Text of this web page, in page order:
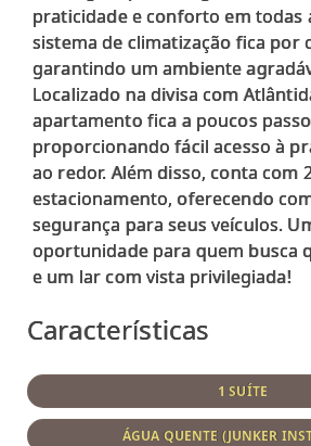
praticidade e conforto em todas
sistema de climatização fica por
garantindo um ambiente
Localizado na divisa com
apartamento fica a poucos
proporcionando fácil acesso à
ao redor. Além disso, conta com
estacionamento, oferecendo
segurança para seus veículos.
oportunidade para quem busca
e um lar com vista privilegiada!
Características
1 SUÍTE
ÁGUA QUENTE (JUNKER